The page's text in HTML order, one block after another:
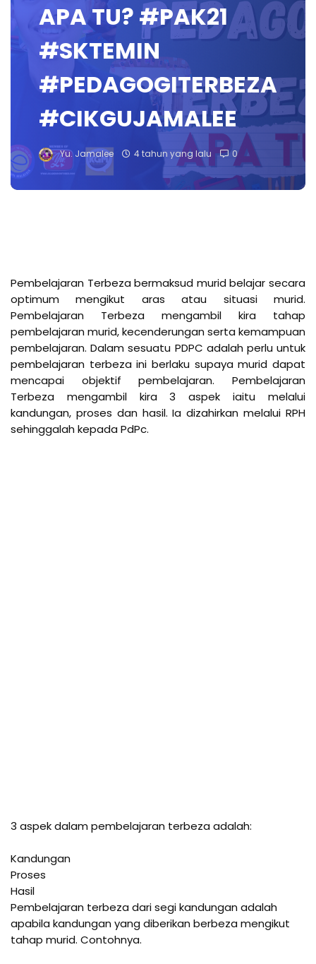
APA TU? #PAK21
#SKTEMIN
#PEDAGOGITERBEZA
#CIKGUJAMALEE
Yu. Jamalee 4 tahun yang lalu 0
Pembelajaran Terbeza bermaksud murid belajar secara
optimum mengikut aras atau situasi murid.
Pembelajaran Terbeza mengambil kira tahap
pembelajaran murid, kecenderungan serta kemampuan
pembelajaran. Dalam sesuatu PDPC adalah perlu untuk
pembelajaran terbeza ini berlaku supaya murid dapat
mencapai objektif pembelajaran. Pembelajaran
Terbeza mengambil kira 3 aspek iaitu melalui
kandungan, proses dan hasil. Ia dizahirkan melalui RPH
sehinggalah kepada PdPc.
3 aspek dalam pembelajaran terbeza adalah:
Kandungan
Proses
Hasil
Pembelajaran terbeza dari segi kandungan adalah
apabila kandungan yang diberikan berbeza mengikut
tahap murid. Contohnya.